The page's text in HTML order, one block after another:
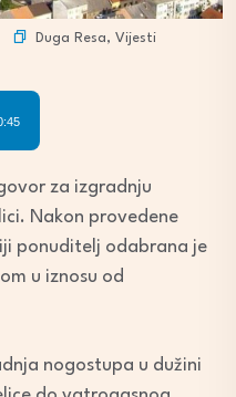
Duga Resa, Vijesti
za izgradnju
Nakon provedene
ponuditelj odabrana je
u iznosu od
nogostupa u dužini